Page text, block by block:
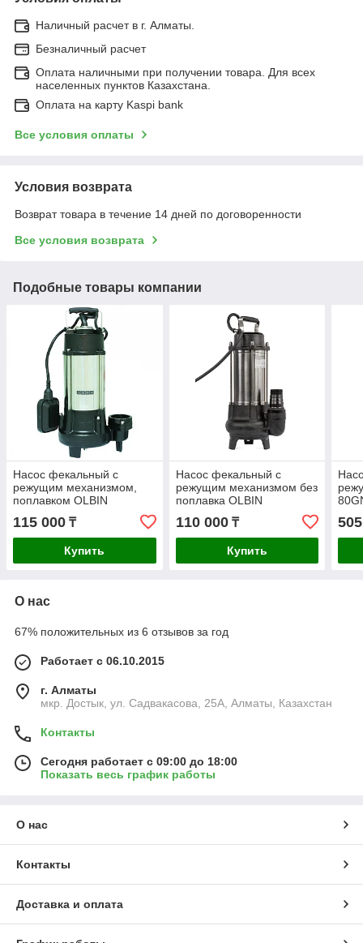
Наличный расчет в г. Алматы.
Безналичный расчет
Оплата наличными при получении товара. Для всех
населенных пунктов Казахстана.
Оплата на карту Kaspi bank
Все условия оплаты
Условия возврата
Возврат товара в течение 14 дней по договоренности
Все условия возврата
Подобные товары компании
Насос фекальный с
режущим механизмом,
поплавком OLBIN
OL900DZF, 13м, 16м3/ч
115 000 ₸
Купить
Насос фекальный с
режущим механизмом без
поплавка OLBIN
OL900DZF-pro, 13м,
16м3/ч
110 000₸
Купить
О нас
67% положительных из 6 отзывов за год
Работает с 06.10.2015
г. Алматы
мкр. Достык, ул. Садвакасова, 25А, Алматы, Казахстан
Контакты
Сегодня работает с 09:00 до 18:00
Показать весь график работы
О нас
Контакты
Доставка и оплата